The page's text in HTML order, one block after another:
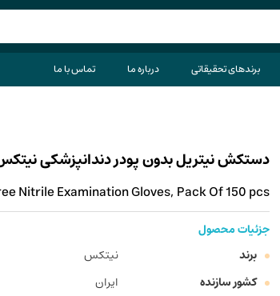
برندهای تحقیقاتی درباره ما تماس با ما
دستکش نیتریل بدون پودر دندانپزشکی نیتکس بسته
Nitrile Examination Gloves, Pack Of 150 pcs
جزئیات محصول
برند
نیتکس
کشور سازنده
ایران